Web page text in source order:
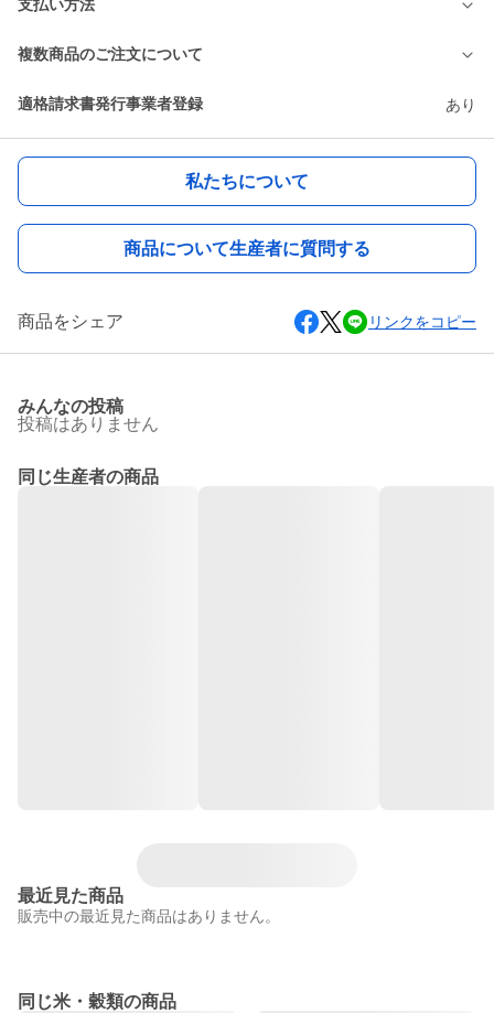
支払い方法
複数商品のご注文について
適格請求書発行事業者登録 あり
私たちについて
商品について生産者に質問する
商品をシェア リンクをコピー
みんなの投稿
投稿はありません
同じ生産者の商品
最近見た商品
販売中の最近見た商品はありません。
同じ米・穀類の商品